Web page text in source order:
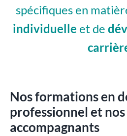
spécifiques en
individuelle et de
Nos formations en
professionnel et
accompagnants